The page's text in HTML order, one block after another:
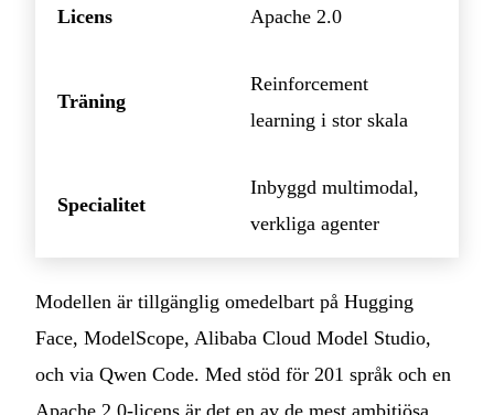
Licens Apache 2.0
Träning
Reinforcement
learning i stor skala
Specialitet
Inbyggd multimodal,
verkliga agenter
Modellen är tillgänglig omedelbart på Hugging
Face, ModelScope, Alibaba Cloud Model Studio,
och via Qwen Code. Med stöd för 201 språk och en